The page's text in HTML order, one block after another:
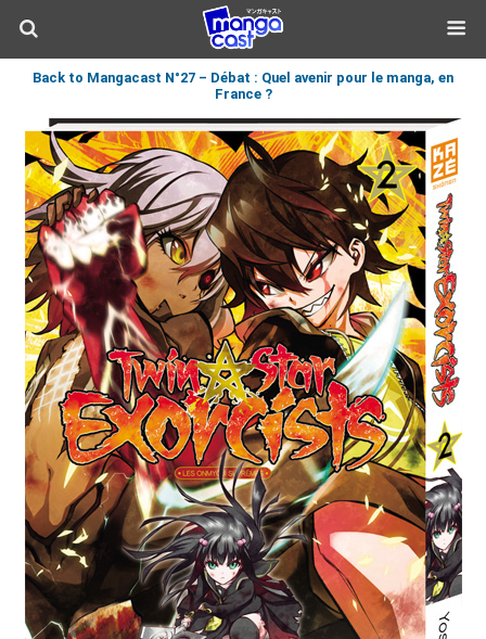
Back to Mangacast N°27 – Débat : Quel avenir pour le manga, en
France ?